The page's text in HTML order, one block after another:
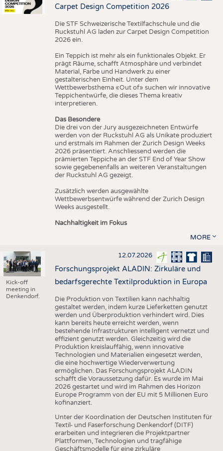
Carpet Design Competition 2026
Die STF Schweizerische Textilfachschule und die
Ruckstuhl AG laden zur Carpet Design Competition
2026 ein.
Ein Teppich ist mehr als ein funktionales Objekt. Er
prägt Räume, schafft Atmosphäre und verbindet
Material, Farbe und Handwerk zu einer
gestalterischen Einheit. Unter dem
Wettbewerbsthema «Out of» suchen wir innovative
Teppichentwürfe, die dieses Thema kreativ
interpretieren.
Das Besondere
Die drei von der Jury ausgezeichneten Entwürfe
werden von der Ruckstuhl AG als Unikate produziert
und erstmals im Rahmen der Zurich Design Weeks
2026 präsentiert. Anschliessend werden die
prämierten Teppiche an der STF End of Year Show
sowie gegebenenfalls an weiteren Veranstaltungen
der Ruckstuhl AG gezeigt.
Zusätzlich werden ausgewählte
Wettbewerbsentwürfe während der Zurich Design
Weeks ausgestellt.
Nachhaltigkeit im Fokus
MORE
Kick-off
meeting in
Denkendorf.
12.07.2026
Forschungsprojekt ALADIN: Zirkuläre und
bedarfsgerechte Textilproduktion in Europa
Die Produktion von Textilien kann nachhaltig
gestaltet werden, indem kurze Lieferketten genutzt
werden und Überproduktion verhindert wird. Dies
kann bereits heute erreicht werden, wenn
bestehende Infrastrukturen intelligent vernetzt und
effizient genutzt werden. Gleichzeitig wird die
Produktion kreislauffähig, wenn innovative
Technologien und Materialien eingesetzt werden,
die eine hochwertige Wiederverwertung
ermöglichen. Das Forschungsprojekt ALADIN
schafft die Voraussetzung dafür. Es wurde im Mai
2026 gestartet und wird im Rahmen des Horizon
Europe Programm von der EU mit 5 Millionen Euro
kofinanziert.
Unter der Koordination der Deutschen Instituten für
Textil- und Faserforschung Denkendorf (DITF)
erarbeiten und integrieren die Projektpartner
Plattformen, Technologien und tragfähige
Geschäftsmodelle für eine zirkuläre